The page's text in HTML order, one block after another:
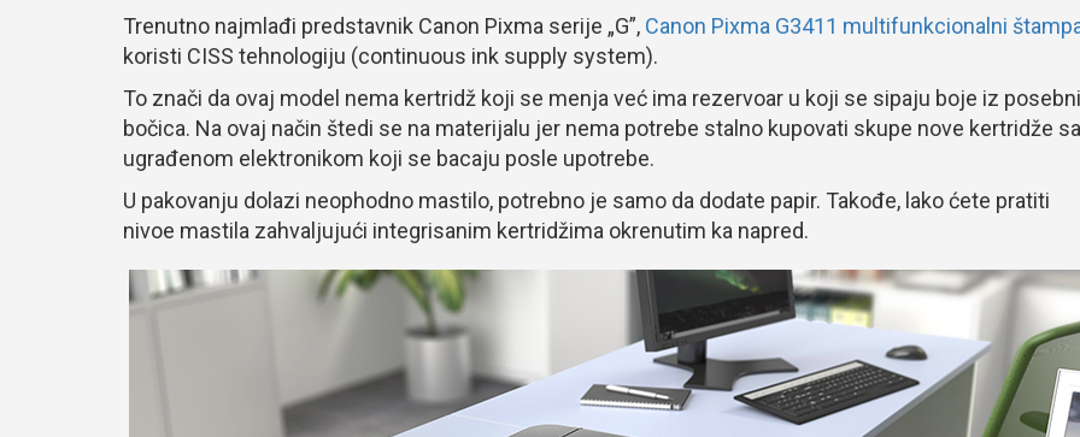
Trenutno najmlađi predstavnik Canon Pixma serije „G”, Canon Pixma G3411 multifunkcionalni
koristi CISS tehnologiju (continuous ink supply system).
To znači da ovaj model nema kertridž koji se menja već ima rezervoar u koji se sipaju boje iz
bočica. Na ovaj način štedi se na materijalu jer nema potrebe stalno kupovati skupe nove kertridže sa
ugrađenom elektronikom koji se bacaju posle upotrebe.
U pakovanju dolazi neophodno mastilo, potrebno je samo da dodate papir. Takođe, lako ćete pratiti
nivoe mastila zahvaljujući integrisanim kertridžima okrenutim ka napred.